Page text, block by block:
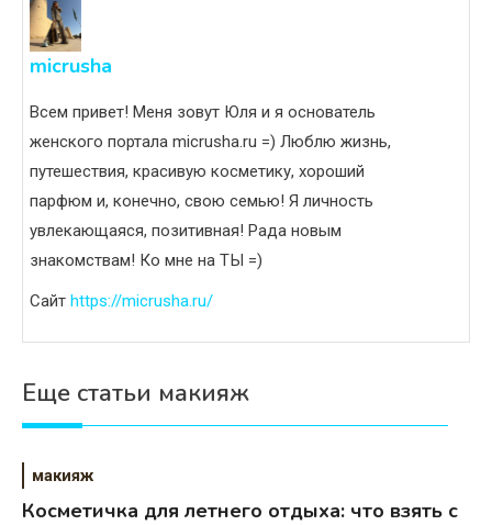
micrusha
Всем привет! Меня зовут Юля и я основатель
женского портала micrusha.ru =) Люблю жизнь,
путешествия, красивую косметику, хороший
парфюм и, конечно, свою семью! Я личность
увлекающаяся, позитивная! Рада новым
знакомствам! Ко мне на ТЫ =)
Сайт https://micrusha.ru/
Еще статьи макияж
макияж
Косметичка для летнего отдыха: что взять с